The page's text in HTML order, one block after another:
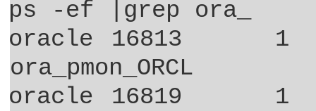
ps -ef |grep ora_
oracle 16813
1
ora_pmon_ORCL
oracle 16819
1